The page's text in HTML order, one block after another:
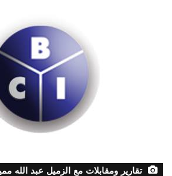
تقارير ومقابلات مع الزميل عبد الله